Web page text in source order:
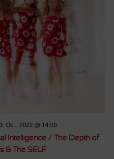
Okt.. 2022 @ 14:00
Intelligence / The Depth of
& The SELF